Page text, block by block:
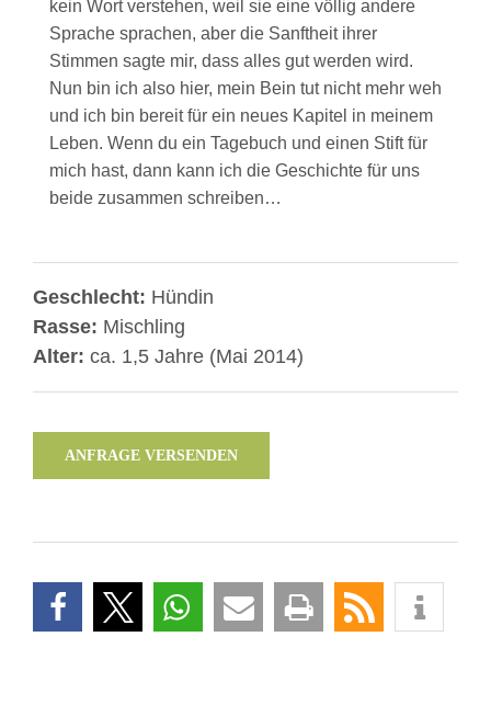
kein Wort verstehen, weil sie eine völlig andere
Sprache sprachen, aber die Sanftheit ihrer
Stimmen sagte mir, dass alles gut werden wird.
Nun bin ich also hier, mein Bein tut nicht mehr weh
und ich bin bereit für ein neues Kapitel in meinem
Leben. Wenn du ein Tagebuch und einen Stift für
mich hast, dann kann ich die Geschichte für uns
beide zusammen schreiben…
Geschlecht: Hündin
Rasse: Mischling
Alter: ca. 1,5 Jahre (Mai 2014)
ANFRAGE VERSENDEN